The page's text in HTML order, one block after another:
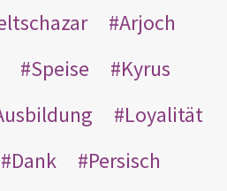
Arjoch
Speise
Kyrus
Loyalität
Dank
Persisch